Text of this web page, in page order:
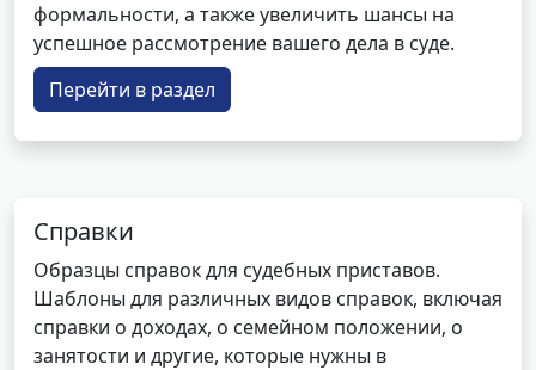
формальности, а также увеличить шансы на
успешное рассмотрение вашего дела в суде.
Перейти в раздел
Справки
Образцы справок для судебных приставов.
Шаблоны для различных видов справок, включая
справки о доходах, о семейном положении, о
занятости и другие, которые нужны в